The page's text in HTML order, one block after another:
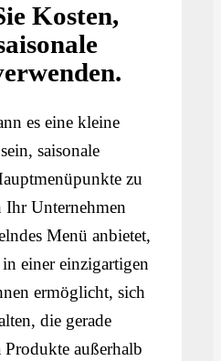
Kosten,
es eine kleine
saisonale
zu
Ihr Unternehmen
Menü anbietet,
einer einzigartigen
ermöglicht, sich
die gerade
Produkte außerhalb